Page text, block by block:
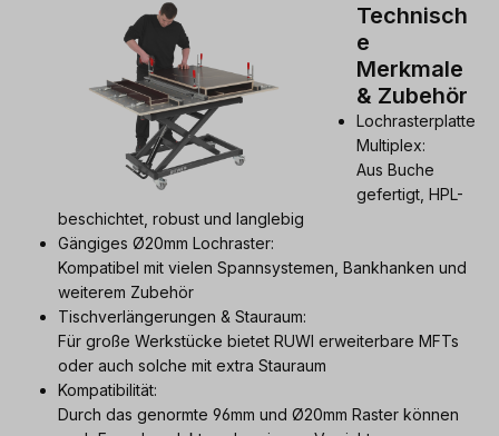
Technisch
e
Merkmale
& Zubehör
Lochrasterplatte
Multiplex:
Aus Buche
gefertigt, HPL-
beschichtet, robust und langlebig
Gängiges Ø20mm Lochraster:
Kompatibel mit vielen Spannsystemen, Bankhanken und
weiterem Zubehör
Tischverlängerungen & Stauraum:
Für große Werkstücke bietet RUWI erweiterbare MFTs
oder auch solche mit extra Stauraum
Kompatibilität:
Durch das genormte 96mm und Ø20mm Raster können